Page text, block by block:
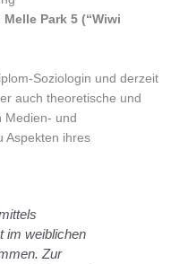
Park 5 (“Wiwi
Soziologin und derzeit
auch theoretische und
Medien- und
Aspekten ihres
im weiblichen
Zur